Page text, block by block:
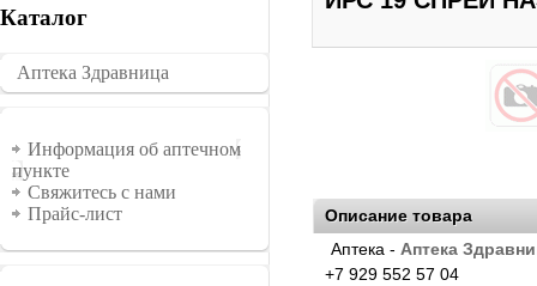
Каталог
�������
Аптека Здравница
Информация
Информация об аптечном
пункте
Свяжитесь с нами
Прайс-лист
Описание товара
Аптека - Аптека
+7 929 552 57 04